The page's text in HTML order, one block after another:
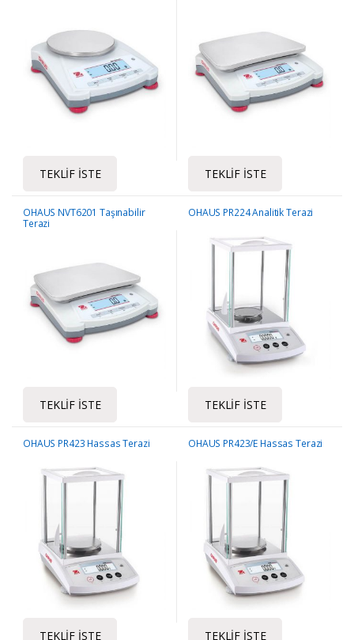
TEKLIF İSTE TEKLIF İSTE
OHAUS NVT6201 Taşınabilir
Terazi
TEKLIF İSTE
OHAUS PR224 Analitik Terazi
TEKLIF İSTE
OHAUS PR423 Hassas Terazi
TEKLIF İSTE
OHAUS PR423/E Hassas Terazi
TEKLIF İSTE